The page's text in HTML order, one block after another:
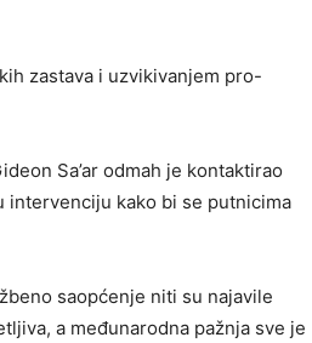
zastava i uzvikivanjem pro-
Sa’ar odmah je kontaktirao
intervenciju kako bi se putnicima
saopćenje niti su najavile
a međunarodna pažnja sve je